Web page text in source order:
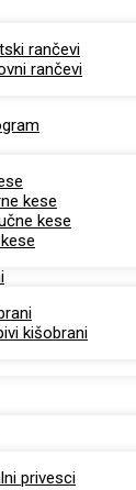
rančevi
rančevi
kese
kese
kišobrani
privesci